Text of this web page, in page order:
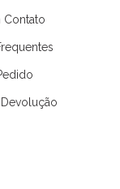
Contato